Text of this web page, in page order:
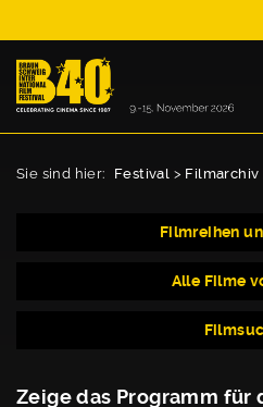
Sie sind hier: Festival > Filmarchiv
Filmreihen
Alle Filme
Zeige das Programm für